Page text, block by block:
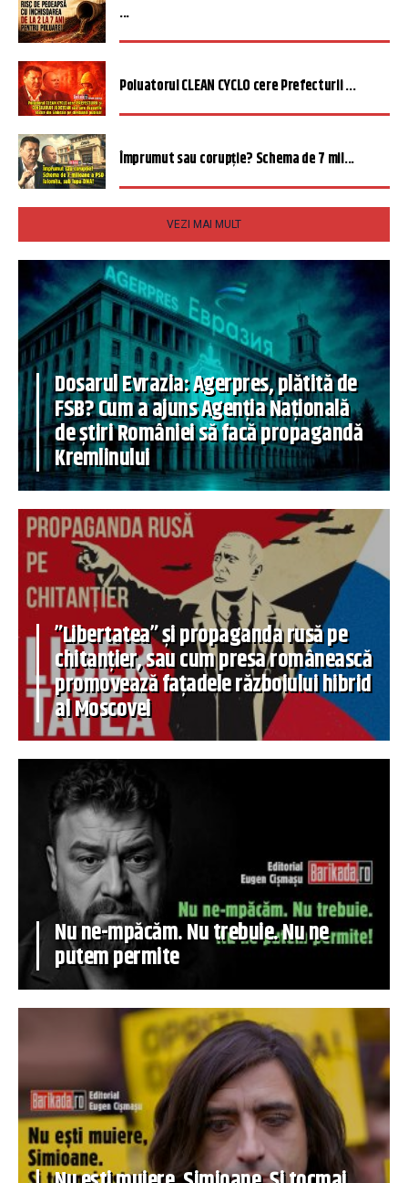
...
Poluatorul CLEAN CYCLO cere Prefecturii ...
Împrumut sau corupție? Schema de 7 mil...
VEZI MAI MULT
Dosarul Evrazia: Agerpres, plătită de
FSB? Cum a ajuns Agenția Națională
de știri României să facă propagandă
Kremlinului
”Libertatea” și propaganda rusă pe
chitanțier, sau cum presa românească
promovează fațadele războiului hibrid
al Moscovei
Nu ne-mpăcăm. Nu trebuie. Nu ne
putem permite